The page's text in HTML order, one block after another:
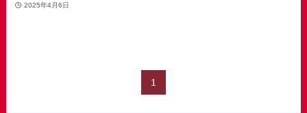
2025年4月6日
1